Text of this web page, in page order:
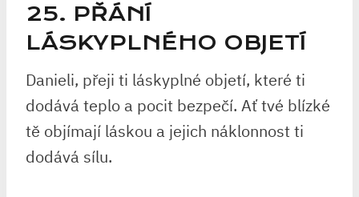
25. PŘÁNÍ
LÁSKYPLNÉHO OBJETÍ
Danieli, přeji ti láskyplné objetí, které ti
dodává teplo a pocit bezpečí. Ať tvé blízké
tě objímají láskou a jejich náklonnost ti
dodává sílu.